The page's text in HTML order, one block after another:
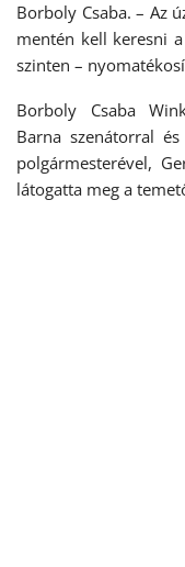
Borboly Csaba. – Az
mentén kell keresni
szinten –
Borboly Csaba
Barna szenátorral
polgármesterével,
látogatta meg a